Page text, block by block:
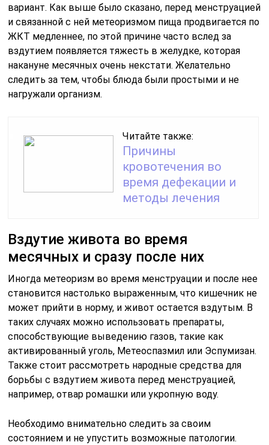
вариант. Как выше было сказано, перед менструацией
и связанной с ней метеоризмом пища продвигается по
ЖКТ медленнее, по этой причине часто вслед за
вздутием появляется тяжесть в желудке, которая
накануне месячных очень некстати. Желательно
следить за тем, чтобы блюда были простыми и не
нагружали организм.
Читайте также:
Причины
кровотечения во
время дефекации и
методы лечения
Вздутие живота во время
месячных и сразу после них
Иногда метеоризм во время менструации и после нее
становится настолько выраженным, что кишечник не
может прийти в норму, и живот остается вздутым. В
таких случаях можно использовать препараты,
способствующие выведению газов, такие как
активированный уголь, Метеоспазмил или Эспумизан.
Также стоит рассмотреть народные средства для
борьбы с вздутием живота перед менструацией,
например, отвар ромашки или укропную воду.
Необходимо внимательно следить за своим
состоянием и не упустить возможные патологии.